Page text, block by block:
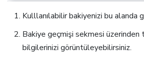
Kulllanılabilir bakiyenizi bu alanda
Bakiye geçmişi sekmesi üzerinden
bilgilerinizi görüntüleyebilirsiniz.